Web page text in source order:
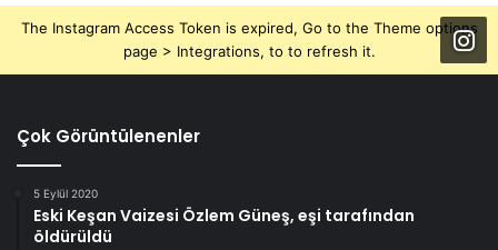
The Instagram Access Token is expired, Go to the Theme options
page > Integrations, to to refresh it.
Çok Görüntülenenler
5 Eylül 2020
Eski Keşan Vaizesi Özlem Güneş, eşi tarafından
öldürüldü